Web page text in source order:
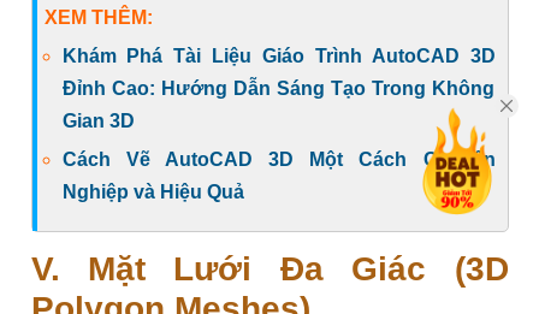
XEM THÊM:
Khám Phá Tài Liệu Giáo Trình AutoCAD 3D
Đỉnh Cao: Hướng Dẫn Sáng Tạo Trong Không
Gian 3D
Cách Vẽ AutoCAD 3D Một Cách Chuyên
Nghiệp và Hiệu Quả
V. Mặt Lưới Đa Giác (3D